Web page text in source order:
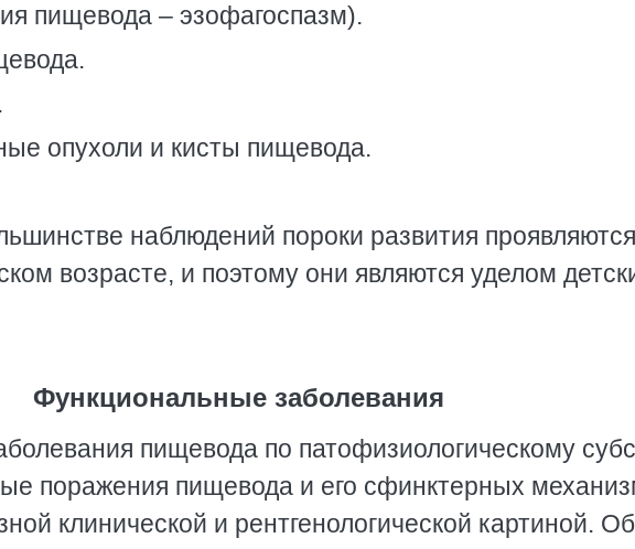
пищевода – эзофагоспазм).
опухоли и кисты пищевода.
наблюдений пороки развития
возрасте, и поэтому они являются уделом
Функциональные заболевания
пищевода по патофизиологическому
поражения пищевода и его сфинктерных
клинической и рентгенологической картиной.